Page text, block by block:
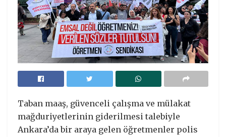
Taban maaş, güvenceli çalışma ve mülakat
mağduriyetlerinin giderilmesi talebiyle
Ankara’da bir araya gelen öğretmenler polis